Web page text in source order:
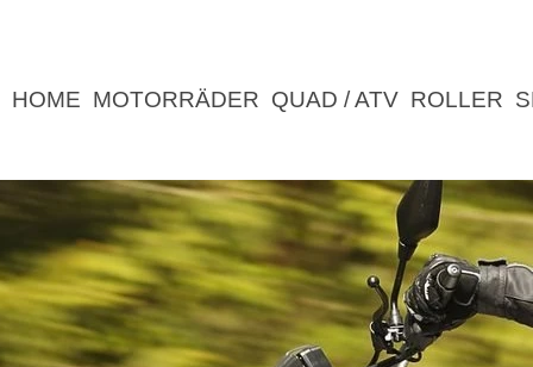
HOME MOTORRÄDER QUAD / ATV ROLLER